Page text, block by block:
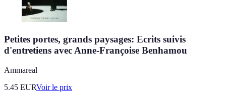
Petites portes, grands paysages: Ecrits suivis
d'entretiens avec Anne-Françoise Benhamou
Ammareal
5.45 EURVoir le prix